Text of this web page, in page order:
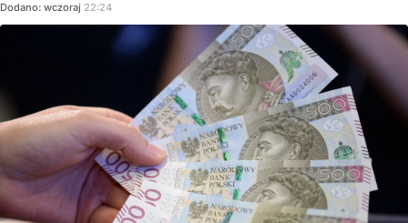
Dodano: wczoraj 22:24